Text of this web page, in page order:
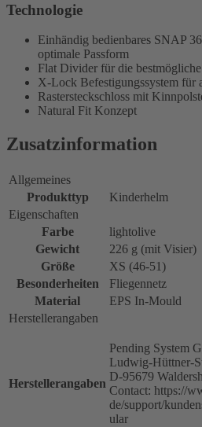
Technologie
Einhändig bedienbares SNAP
optimale Passform
Flat Divider für die
X-Lock Befestigungssystem für
Rastersteckschloss mit
Natural Fit Konzept
Zusatzinformation
Allgemeines
Produkttyp
Kinderhelm
Eigenschaften
Farbe
lightolive
Gewicht
226 g (mit Visier)
Größe
XS (46-51)
Besonderheiten
Fliegennetz
Material
EPS In-Mould
Herstellerangaben
Herstellerangaben
Pending System
Ludwig-Hüttner-
D-95679
Contact: https://
de/support/
ular